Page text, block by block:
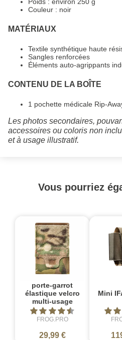
Couleur : noir
MATÉRIAUX
Textile synthétique haute
Sangles renforcées
Éléments auto-agrippants
CONTENU DE LA BOÎTE
1 pochette médicale Rip-
Les photos secondaires,
accessoires ou coloris non
et à usage illustratif.
Vous pourriez
porte-garrot
élastique velcro
multi-usage
FROG.PRO
29,99 €
Mini